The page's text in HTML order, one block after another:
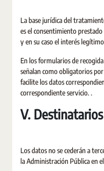
La base jurídica del
es el consentimiento
y en su caso el interés
En los formularios de
señalan como obligatorios
facilite los datos
correspondiente servicio. .
V. Destinatarios
Los datos no se cederán a
la Administración Pública en